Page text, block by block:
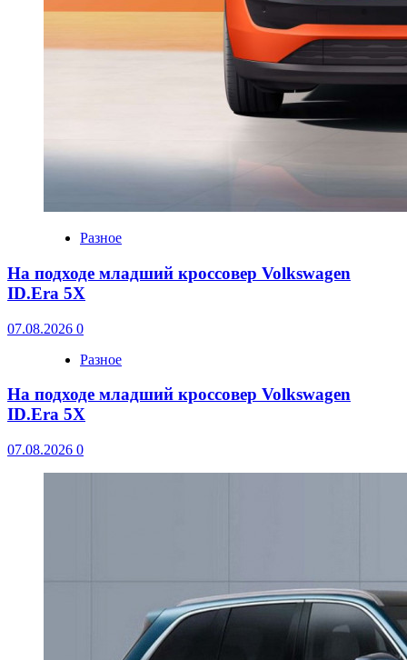
Разное
На подходе младший кроссовер Volkswagen
ID.Era 5X
07.08.2026 0
Разное
На подходе младший кроссовер Volkswagen
ID.Era 5X
07.08.2026 0